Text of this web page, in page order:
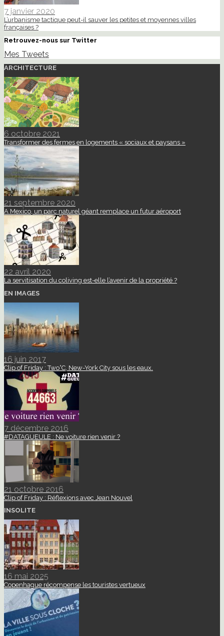
7 janvier 2020
L’urbanisme tactique peut-il sauver les petites et moyennes villes
françaises ?
Retrouvez-nous sur Twitter
Mes Tweets
ARCHITECTURE
6 octobre 2021
Transformer des fermes en logements « sociaux et paysans »
21 septembre 2020
A Mexico, un parc naturel géant remplace un futur aéroport
22 avril 2020
La servitisation du coliving est-elle l’avenir de la propriété ?
EN IMAGES
16 juin 2017
Clip of Friday : Two°C, New-York City sous les eaux.
7 décembre 2016
#DATAGUEULE : Ne voiture rien venir ?
21 octobre 2016
Clip of Friday : Réflexions avec Jean Nouvel
INSOLITE
16 mai 2025
Copenhague récompense les touristes vertueux